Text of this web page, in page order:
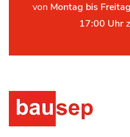
von Montag bis Freitag
17:00 Uhr